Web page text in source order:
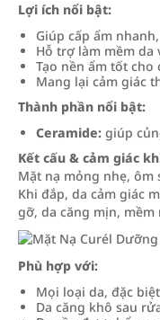
Lợi ích nổi bật:
Giúp cấp ẩm
Hỗ trợ làm mềm da
Tạo nền ẩm tốt cho
Mang lại cảm giác
Thành phần nổi bật:
Ceramide: giúp
Kết cấu & cảm giác
Mặt nạ mỏng nhẹ,
Khi đắp, da cảm giác
gỡ, da căng mịn,
Phù hợp với:
Mọi loại da, đặc
Da căng khô sau